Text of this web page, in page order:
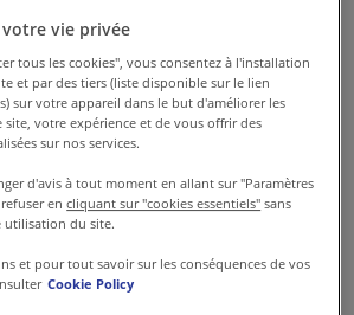
obtenus à partir de ce site Web,
ni écrire des œuvres dérivées
des éléments précités, sans
l'accord écrit et préalable de
3. Informations diffusées
sur le site
vie privée
tous les cookies", vous consentez à l'installation
et par des tiers (liste disponible sur le lien
sur votre appareil dans le but d'améliorer les
site, votre expérience et de vous offrir des
sur nos services.
d'avis à tout moment en allant sur "Paramètres
refuser encliquant sur "cookies essentiels" sans
utilisation du site.
et pour tout savoir sur les conséquences de vos
Cookie Policy